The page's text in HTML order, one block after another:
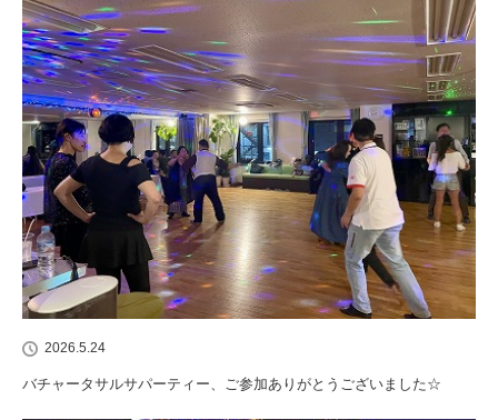
2026.5.24
バチャータサルサパーティー、ご参加ありがとうございました☆